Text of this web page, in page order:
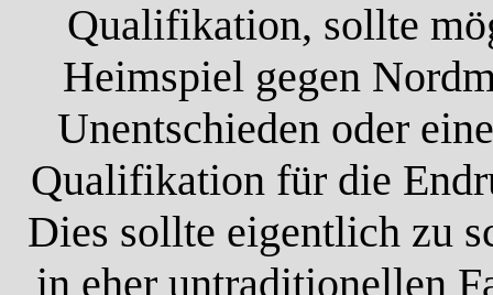
Qualifikation, sollte
Heimspiel gegen
Unentschieden oder
Qualifikation für die
Dies sollte eigentlich zu
in eher untraditionellen